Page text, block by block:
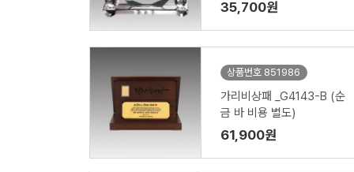
35,700원
상품번호 851986
가리비상패 _G4143-B (순
금 바 비용 별도)
61,900원